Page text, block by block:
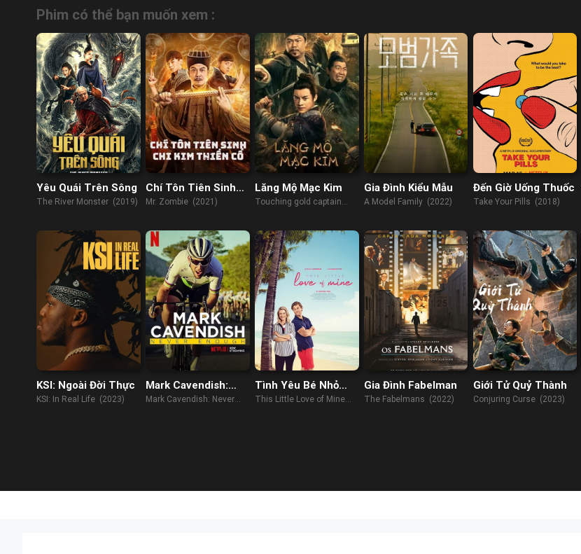
Phim có thể bạn muốn xem :
Yêu Quái Trên Sông
The River Monster (2019)
Chí Tôn Tiên Sinh
Chi Kim Thiền Cổ
Mr. Zombie (2021)
Lăng Mộ Mạc Kim
Touching gold captain
Gia Đình Kiểu Mẫu
A Model Family (2022)
Đến Giờ Uống Thuốc
Take Your Pills (2018)
KSI: Ngoài Đời Thực
KSI: In Real Life (2023)
Mark Cavendish:
Không Bao Giờ Đủ
Mark Cavendish: Never
Tình Yêu Bé Nhỏ
Của Tôi
This Little Love of Mine
Gia Đình Fabelman
The Fabelmans (2022)
Giới Tử Quỷ Thành
Conjuring Curse (2023)